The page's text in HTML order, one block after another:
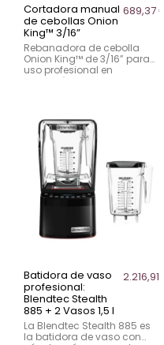
Cortadora manual
de cebollas Onion
King™ 3/16”
689,37 €
Rebanadora de cebolla
Onion King™ de 3/16” para
uso profesional en
hostelería. Cortador
veces más rápido que a
cuchillo. Sistema de
cuchillas reemplazables,
base estable con patas
antideslizantes y limpieza
sencilla. Ideal para cocinas
industriales y alto volumen
de producción.
Batidora de vaso
profesional:
Blendtec Stealth
885 + 2 Vasos 1,5 l
2.216,91 €
La Blendtec Stealth 885 es
la batidora de vaso con